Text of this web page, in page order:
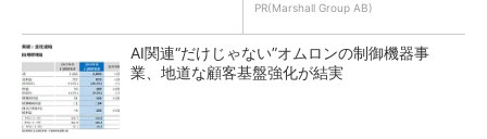
PR(Marshall Group AB)
AI関連“だけじゃない”オムロンの制御機器事
業、地道な顧客基盤強化が結実